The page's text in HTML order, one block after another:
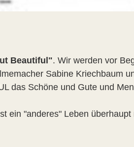
Beautiful". Wir werden vor
Sabine Kriechbaum
das Schöne und Gute und
ein "anderes" Leben überhaupt